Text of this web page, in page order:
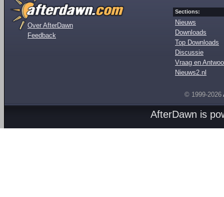
Over AfterDawn
Feedback
Sections:
Nieuws
Downloads
Top Downloads
Discussie
Vraag en
Nieuws2.nl
© 1999-2026
AfterDawn is